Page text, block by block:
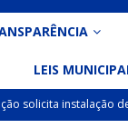
LEIS
solicita instalação